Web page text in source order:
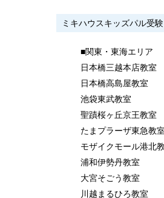
ミキハウスキッズパル受
■関東・東海エリア
日本橋三越本店教室
日本橋高島屋教室
池袋東武教室
聖蹟桜ヶ丘京王教室
たまプラーザ東急教室
モザイクモール港北
浦和伊勢丹教室
大宮そごう教室
川越まるひろ教室